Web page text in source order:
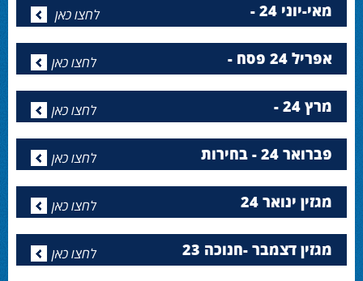
מאי-יוני 24 - לחצו כאן
אפריל 24 פסח - לחצו כאן
מרץ 24 - לחצו כאן
פברואר 24 - בחירות לחצו כאן
מגזין ינואר 24 לחצו כאן
מגזין דצמבר -חנוכה 23 לחצו כאן